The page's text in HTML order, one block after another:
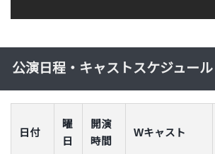
公演日程・キャストスケジュール
日付
曜
日
開演
時間
Wキャスト